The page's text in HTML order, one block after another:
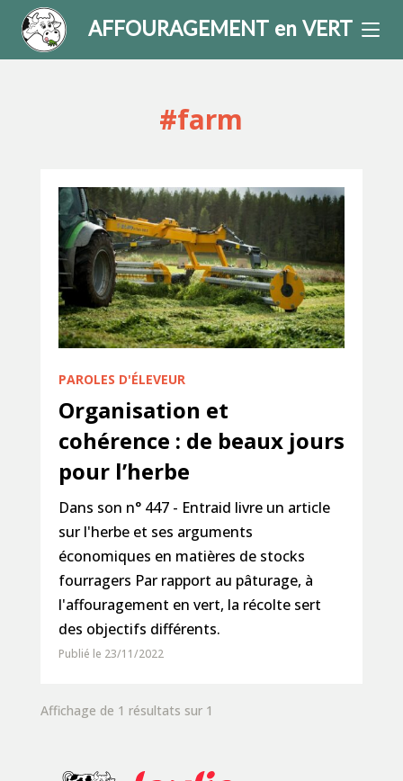
AFFOURAGEMENT en VERT
#farm
PAROLES D'ÉLEVEUR
Organisation et
cohérence : de beaux jours
pour l’herbe
Dans son n° 447 - Entraid livre un article
sur l'herbe et ses arguments
économiques en matières de stocks
fourragers Par rapport au pâturage, à
l'affouragement en vert, la récolte sert
des objectifs différents.
Publié le 23/11/2022
Affichage de 1 résultats sur 1